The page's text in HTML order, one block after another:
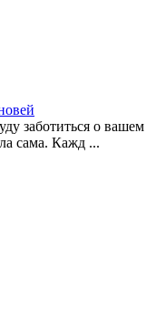
заботиться о вашем
сама. Кажд ...